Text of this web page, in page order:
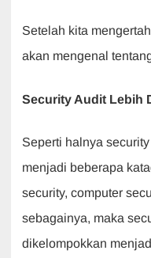
Setelah kita
akan mengenal
Security Audit Lebih
Seperti halnya
menjadi beberapa
security, computer
sebagainya, maka
dikelompokkan